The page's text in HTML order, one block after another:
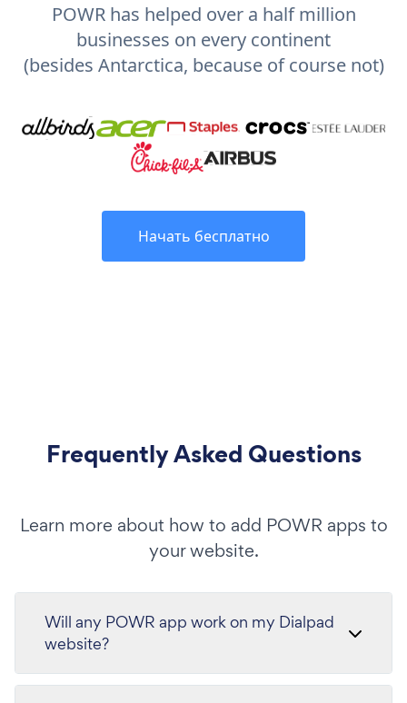
POWR has helped over a half million
businesses on every continent
(besides Antarctica, because of course not)
Начать бесплатно
Frequently Asked Questions
Learn more about how to add POWR apps to
your website.
Will any POWR app work on my Dialpad
website?